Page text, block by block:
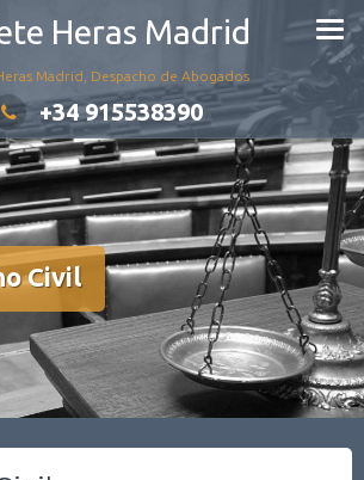
Heras Madrid
Madrid, Despacho de Abogados
+34 915538390
Civil